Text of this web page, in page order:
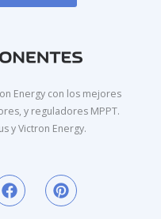
Energy con los mejores
y reguladores MPPT.
y Victron Energy.
F
a
c
P
i
n